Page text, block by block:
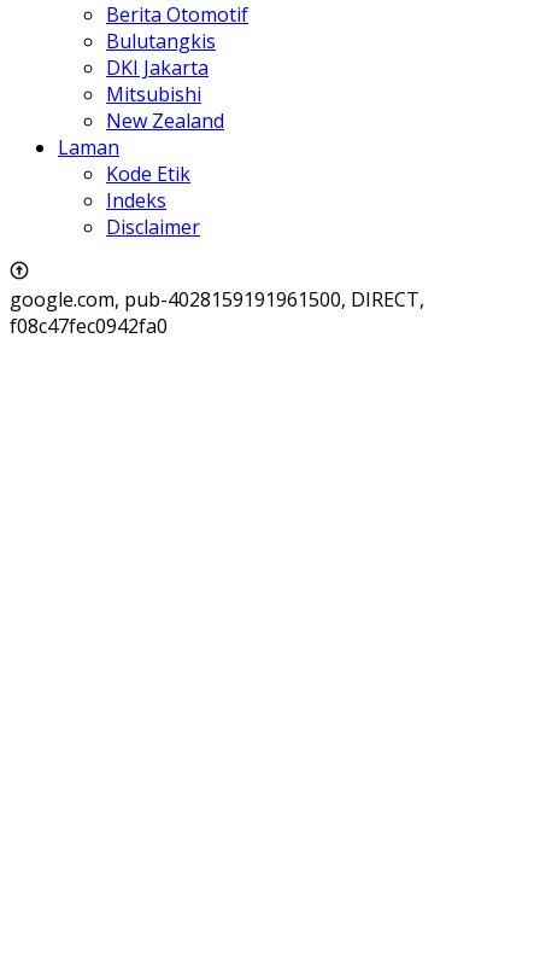
Berita Otomotif
Bulutangkis
DKI Jakarta
Mitsubishi
New Zealand
Laman
Kode Etik
Indeks
Disclaimer
google.com, pub-4028159191961500, DIRECT,
f08c47fec0942fa0